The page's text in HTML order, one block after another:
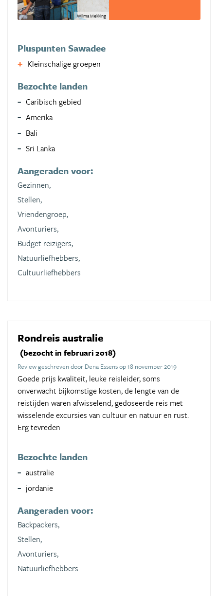
Wilma Mekking
Pluspunten Sawadee
Kleinschalige groepen
Bezochte landen
Caribisch gebied
Amerika
Bali
Sri Lanka
Aangeraden voor:
Gezinnen,
Stellen,
Vriendengroep,
Avonturiers,
Budget reizigers,
Natuurliefhebbers,
Cultuurliefhebbers
Rondreis australie
(bezocht in februari 2018)
Review geschreven door Dena Essens op 18 november 2019
Goede prijs kwaliteit, leuke reisleider, soms
onverwacht bijkomstige kosten, de lengte van de
reistijden waren afwisselend, gedoseerde reis met
wisselende excursies van cultuur en natuur en rust.
Erg tevreden
Bezochte landen
australie
jordanie
Aangeraden voor:
Backpackers,
Stellen,
Avonturiers,
Natuurliefhebbers